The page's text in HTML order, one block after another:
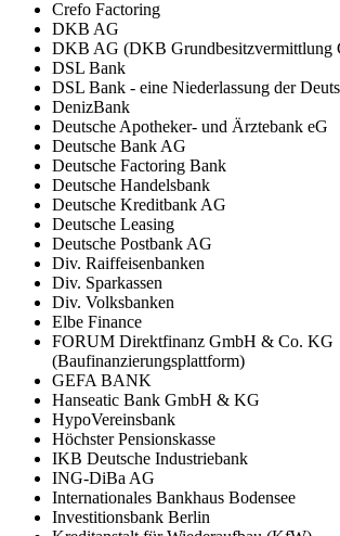
Crefo Factoring
DKB AG
DKB AG (DKB Grundbesitzvermittlung
DSL Bank
DSL Bank - eine Niederlassung der
DenizBank
Deutsche Apotheker- und Ärztebank eG
Deutsche Bank AG
Deutsche Factoring Bank
Deutsche Handelsbank
Deutsche Kreditbank AG
Deutsche Leasing
Deutsche Postbank AG
Div. Raiffeisenbanken
Div. Sparkassen
Div. Volksbanken
Elbe Finance
FORUM Direktfinanz GmbH & Co. KG
(Baufinanzierungsplattform)
GEFA BANK
Hanseatic Bank GmbH & KG
HypoVereinsbank
Höchster Pensionskasse
IKB Deutsche Industriebank
ING-DiBa AG
Internationales Bankhaus Bodensee
Investitionsbank Berlin